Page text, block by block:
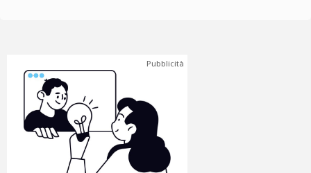
Pubblicità